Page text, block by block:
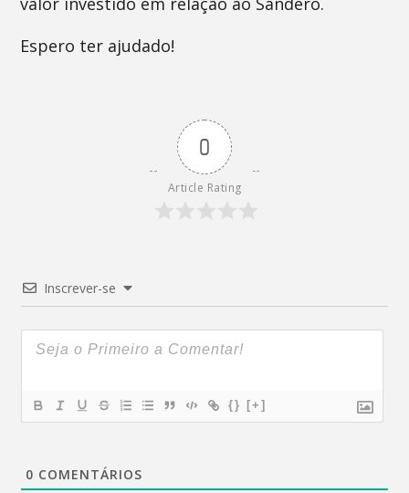
Espero ter ajudado!
0
Article Rating
Inscrever-se
{} [+]
0 COMENTÁRIOS